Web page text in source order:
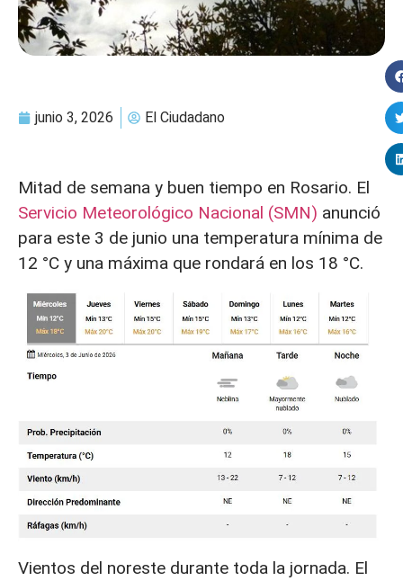
junio 3, 2026 El Ciudadano
Mitad de semana y buen tiempo en Rosario. El
Servicio Meteorológico Nacional (SMN) anunció
para este 3 de junio una temperatura mínima de
12 °C y una máxima que rondará en los 18 °C.
Vientos del noreste durante toda la jornada. El